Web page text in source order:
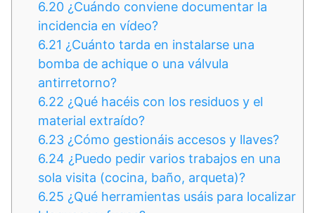
6.20 ¿Cuándo conviene documentar la
incidencia en vídeo?
6.21 ¿Cuánto tarda en instalarse una
bomba de achique o una válvula
antirretorno?
6.22 ¿Qué hacéis con los residuos y el
material extraído?
6.23 ¿Cómo gestionáis accesos y llaves?
6.24 ¿Puedo pedir varios trabajos en una
sola visita (cocina, baño, arqueta)?
6.25 ¿Qué herramientas usáis para localizar